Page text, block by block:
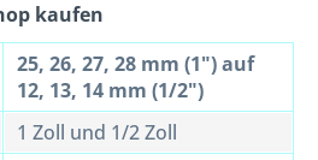
kaufen
25, 26, 27, 28 mm (1") auf
12, 13, 14 mm (1/2")
1 Zoll und 1/2 Zoll